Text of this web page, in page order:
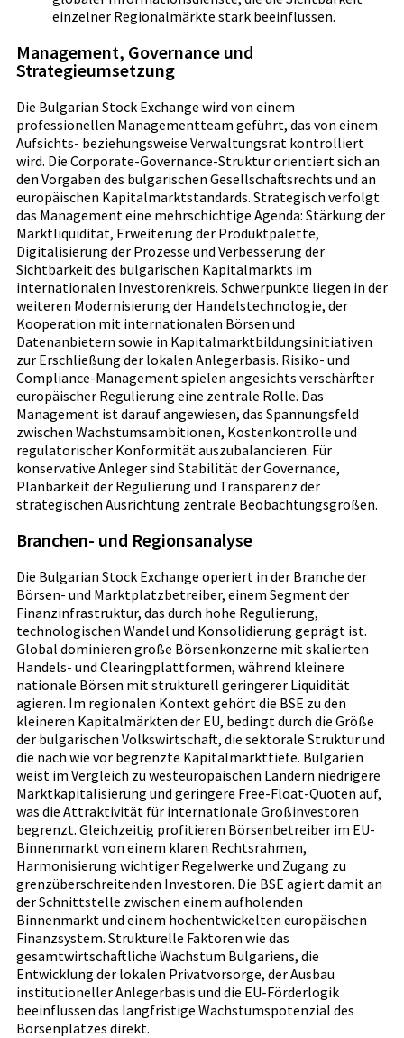
einzelner Regionalmärkte stark beeinflussen.
Management, Governance und
Strategieumsetzung
Die Bulgarian Stock Exchange wird von einem
professionellen Managementteam geführt, das von einem
Aufsichts- beziehungsweise Verwaltungsrat kontrolliert
wird. Die Corporate-Governance-Struktur orientiert sich an
den Vorgaben des bulgarischen Gesellschaftsrechts und an
europäischen Kapitalmarktstandards. Strategisch verfolgt
das Management eine mehrschichtige Agenda: Stärkung der
Marktliquidität, Erweiterung der Produktpalette,
Digitalisierung der Prozesse und Verbesserung der
Sichtbarkeit des bulgarischen Kapitalmarkts im
internationalen Investorenkreis. Schwerpunkte liegen in der
weiteren Modernisierung der Handelstechnologie, der
Kooperation mit internationalen Börsen und
Datenanbietern sowie in Kapitalmarktbildungsinitiativen
zur Erschließung der lokalen Anlegerbasis. Risiko- und
Compliance-Management spielen angesichts verschärfter
europäischer Regulierung eine zentrale Rolle. Das
Management ist darauf angewiesen, das Spannungsfeld
zwischen Wachstumsambitionen, Kostenkontrolle und
regulatorischer Konformität auszubalancieren. Für
konservative Anleger sind Stabilität der Governance,
Planbarkeit der Regulierung und Transparenz der
strategischen Ausrichtung zentrale Beobachtungsgrößen.
Branchen- und Regionsanalyse
Die Bulgarian Stock Exchange operiert in der Branche der
Börsen- und Marktplatzbetreiber, einem Segment der
Finanzinfrastruktur, das durch hohe Regulierung,
technologischen Wandel und Konsolidierung geprägt ist.
Global dominieren große Börsenkonzerne mit skalierten
Handels- und Clearingplattformen, während kleinere
nationale Börsen mit strukturell geringerer Liquidität
agieren. Im regionalen Kontext gehört die BSE zu den
kleineren Kapitalmärkten der EU, bedingt durch die Größe
der bulgarischen Volkswirtschaft, die sektorale Struktur und
die nach wie vor begrenzte Kapitalmarkttiefe. Bulgarien
weist im Vergleich zu westeuropäischen Ländern niedrigere
Marktkapitalisierung und geringere Free-Float-Quoten auf,
was die Attraktivität für internationale Großinvestoren
begrenzt. Gleichzeitig profitieren Börsenbetreiber im EU-
Binnenmarkt von einem klaren Rechtsrahmen,
Harmonisierung wichtiger Regelwerke und Zugang zu
grenzüberschreitenden Investoren. Die BSE agiert damit an
der Schnittstelle zwischen einem aufholenden
Binnenmarkt und einem hochentwickelten europäischen
Finanzsystem. Strukturelle Faktoren wie das
gesamtwirtschaftliche Wachstum Bulgariens, die
Entwicklung der lokalen Privatvorsorge, der Ausbau
institutioneller Anlegerbasis und die EU-Förderlogik
beeinflussen das langfristige Wachstumspotenzial des
Börsenplatzes direkt.